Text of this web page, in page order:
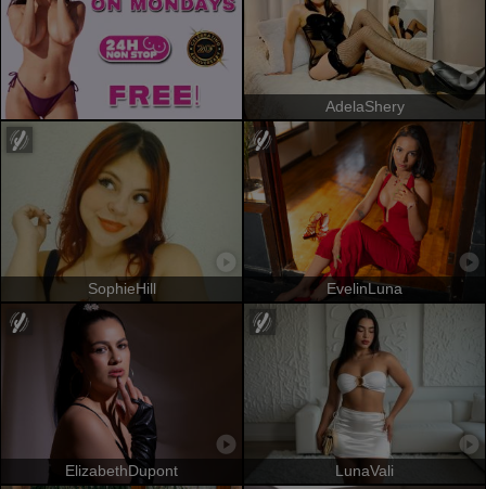
AdelaShery
SophieHill EvelinLuna
ElizabethDupont LunaVali